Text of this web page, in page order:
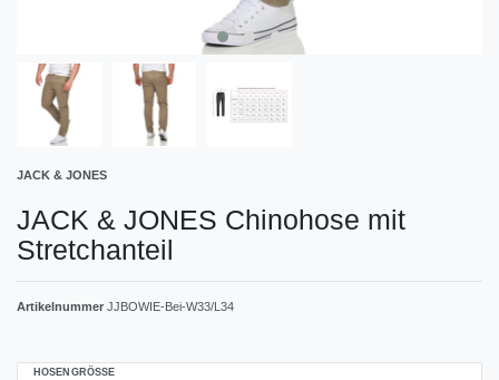
JACK & JONES
JACK & JONES Chinohose mit
Stretchanteil
Artikelnummer JJBOWIE-Bei-W33/L34
HOSENGRÖSSE